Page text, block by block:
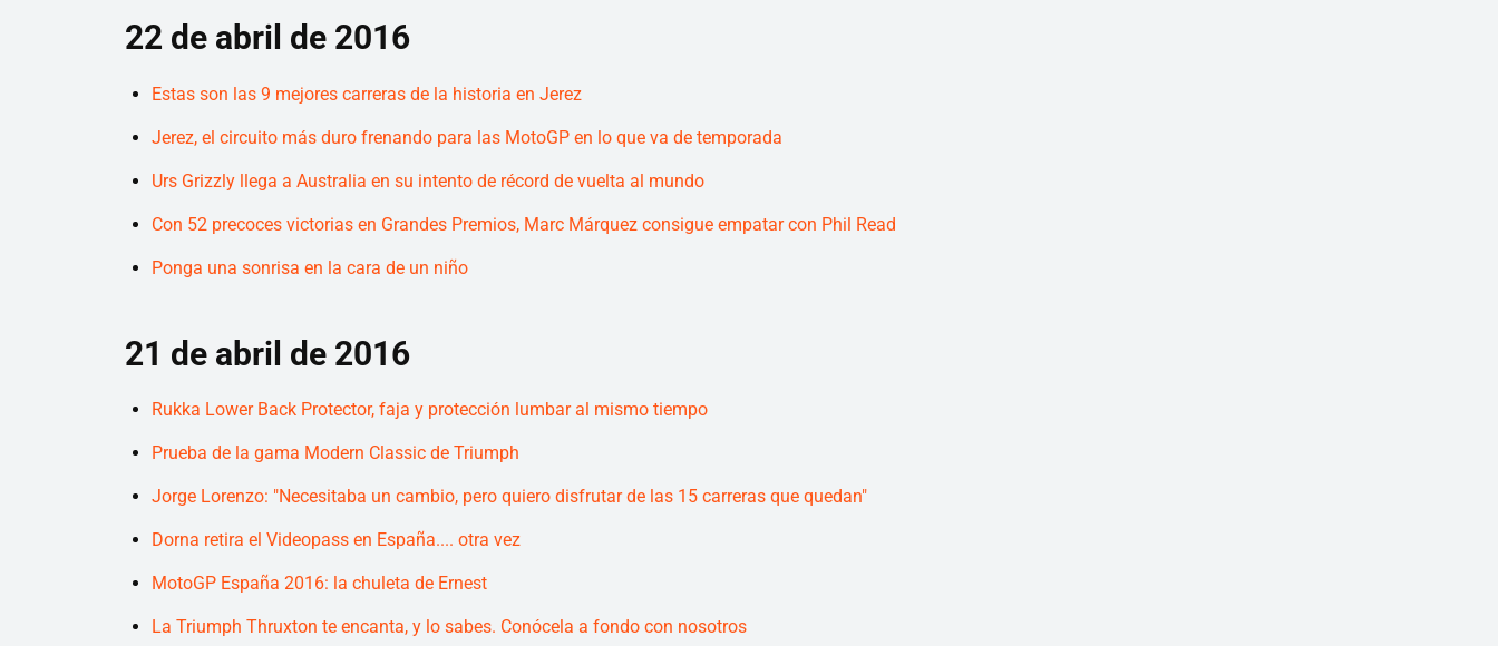
22 de abril de 2016
Estas son las 9 mejores carreras de la historia en Jerez
Jerez, el circuito más duro frenando para las MotoGP en lo que va de temporada
Urs Grizzly llega a Australia en su intento de récord de vuelta al mundo
Con 52 precoces victorias en Grandes Premios, Marc Márquez consigue empatar con Phil Read
Ponga una sonrisa en la cara de un niño
21 de abril de 2016
Rukka Lower Back Protector, faja y protección lumbar al mismo tiempo
Prueba de la gama Modern Classic de Triumph
Jorge Lorenzo: "Necesitaba un cambio, pero quiero disfrutar de las 15 carreras que quedan"
Dorna retira el Videopass en España.... otra vez
MotoGP España 2016: la chuleta de Ernest
La Triumph Thruxton te encanta, y lo sabes. Conócela a fondo con nosotros